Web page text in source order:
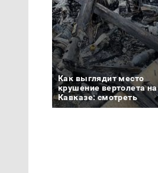
Как выглядит место
крушение вертолета на
Кавказе: смотреть